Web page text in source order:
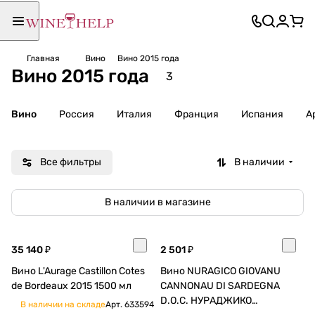
Главная Вино Вино 2015 года
Вино 2015 года 3
Вино Россия Италия Франция Испания
Все фильтры В наличии
В наличии в магазине
35 140 ₽
Вино L'Aurage Castillon Cotes
de Bordeaux 2015 1500 мл
В наличии на складеАрт. 633594
2 501 ₽
Вино NURAGICO GIOVANU
CANNONAU DI SARDEGNA
D.O.C. НУРАДЖИКО